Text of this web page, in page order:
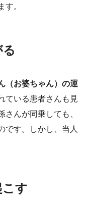
す。
（お婆ちゃん）の運
ている患者さんも見
さんが同乗しても、
です。しかし、当人
こす